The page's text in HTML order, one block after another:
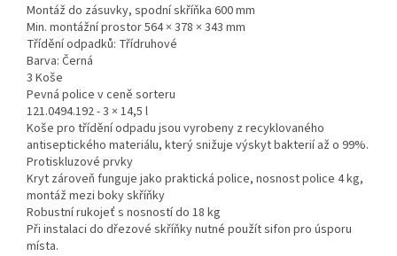
Montáž do zásuvky, spodní skříňka 600 mm
Min. montážní prostor 564 × 378 × 343 mm
Třídění odpadků: Třídruhové
Barva: Černá
3 Koše
Pevná police v ceně sorteru
121.0494.192 - 3 × 14,5 l
Koše pro třídění odpadu jsou vyrobeny z recyklovaného
antiseptického materiálu, který snižuje výskyt bakterií až o 99%.
Protiskluzové prvky
Kryt zároveň funguje jako praktická police, nosnost police 4 kg,
montáž mezi boky skříňky
Robustní rukojeť s nosností do 18 kg
Při instalaci do dřezové skříňky nutné použít sifon pro úsporu
místa.